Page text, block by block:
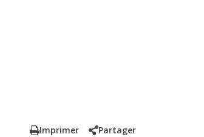
Imprimer Partager